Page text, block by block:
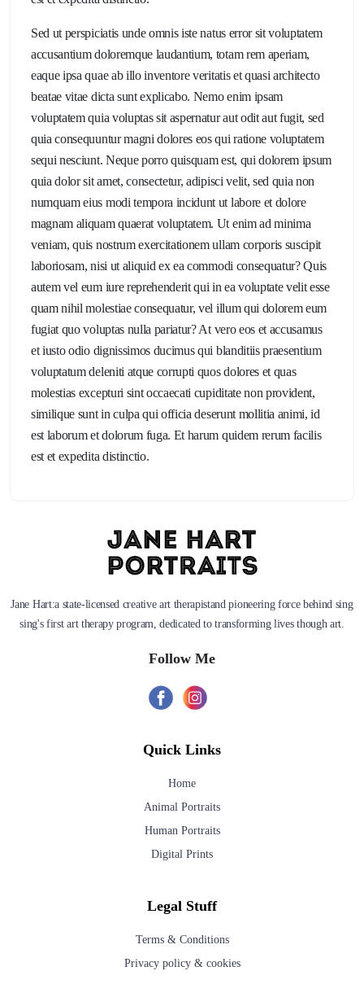
Sed ut perspiciatis unde omnis iste natus error sit voluptatem
accusantium doloremque laudantium, totam rem aperiam,
eaque ipsa quae ab illo inventore veritatis et quasi architecto
beatae vitae dicta sunt explicabo. Nemo enim ipsam
voluptatem quia voluptas sit aspernatur aut odit aut fugit, sed
quia consequuntur magni dolores eos qui ratione voluptatem
sequi nesciunt. Neque porro quisquam est, qui dolorem ipsum
quia dolor sit amet, consectetur, adipisci velit, sed quia non
numquam eius modi tempora incidunt ut labore et dolore
magnam aliquam quaerat voluptatem. Ut enim ad minima
veniam, quis nostrum exercitationem ullam corporis suscipit
laboriosam, nisi ut aliquid ex ea commodi consequatur? Quis
autem vel eum iure reprehenderit qui in ea voluptate velit esse
quam nihil molestiae consequatur, vel illum qui dolorem eum
fugiat quo voluptas nulla pariatur? At vero eos et accusamus
et iusto odio dignissimos ducimus qui blanditiis praesentium
voluptatum deleniti atque corrupti quos dolores et quas
molestias excepturi sint occaecati cupiditate non provident,
similique sunt in culpa qui officia deserunt mollitia animi, id
est laborum et dolorum fuga. Et harum quidem rerum facilis
est et expedita distinctio.
Jane Hart:a state-licensed creative art therapistand pioneering force behind sing
sing's first art therapy program, dedicated to transforming lives though art.
Follow Me
Quick Links
Home
Animal Portraits
Human Portraits
Digital Prints
Legal Stuff
Terms & Conditions
Privacy policy & cookies